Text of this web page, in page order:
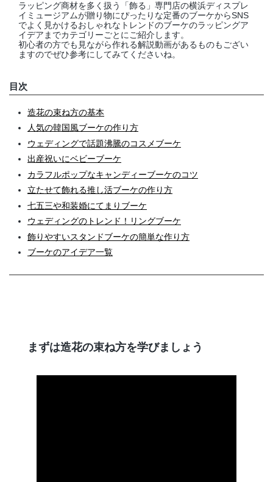
採用情報
お問い合わせ
OFFICIAL SNS
ラッピング商材を多く扱う「飾る」専門店の横浜ディスプレ
イミュージアムが贈り物にぴったりな定番のブーケからSNS
でよく見かけるおしゃれなトレンドのブーケのラッピングア
イデアまでカテゴリーごとにご紹介します。
初心者の方でも見ながら作れる解説動画があるものもござい
ますのでぜひ参考にしてみてくださいね。
目次
造花の束ね方の基本
人気の韓国風ブーケの作り方
ウェディングで話題沸騰のコスメブーケ
出産祝いにベビーブーケ
カラフルポップなキャンディーブーケのコツ
立たせて飾れる推し活ブーケの作り方
七五三や和装婚にてまりブーケ
ウェディングのトレンド！リングブーケ
飾りやすいスタンドブーケの簡単な作り方
ブーケのアイデア一覧
まずは造花の束ね方を学びましょう